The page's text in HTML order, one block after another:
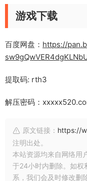
游戏下载
百度网盘： https://
提取码: rth3
解压密码：
原文链接： https://
注明出处。
本站资源均来自网络用
于24小时内删除。如权
系，我们会及时修改删